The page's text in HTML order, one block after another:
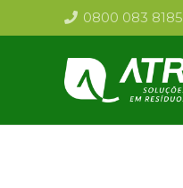
0800 083 8185